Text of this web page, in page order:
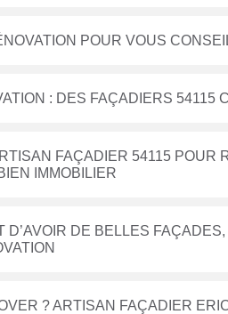
POUR VOUS
: DES FAÇADIERS 54115
FAÇADIER 54115 POUR
IMMOBILIER
D’AVOIR DE BELLES
? ARTISAN FAÇADIER